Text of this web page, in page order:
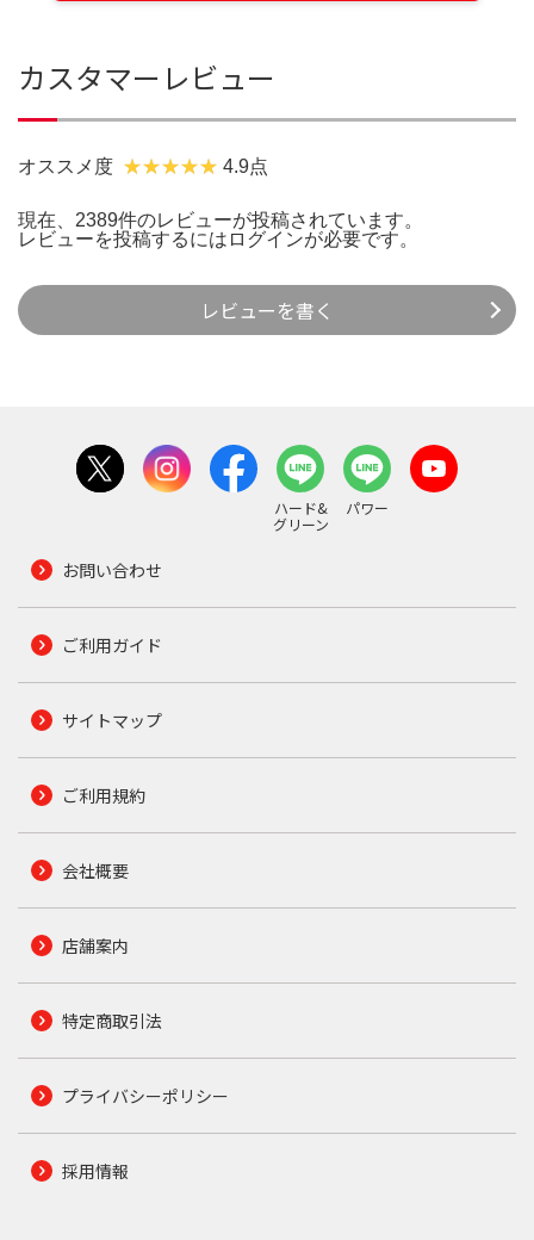
カスタマーレビュー
オススメ度 4.9点
現在、2389件のレビューが投稿されています。
レビューを投稿するには ログインが必要です。
レビューを書く
ハード&
グリーン
パワー
お問い合わせ
ご利用ガイド
サイトマップ
ご利用規約
会社概要
店舗案内
特定商取引法
プライバシーポリシー
採用情報